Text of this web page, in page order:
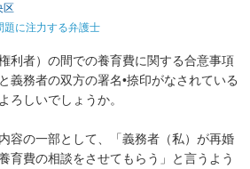
区
題に注力する弁護士
利者）の間での養育費に関する合意事項
義務者の双方の署名•捺印がなされている
ろしいでしょうか。
容の一部として、「義務者（私）が再婚
育費の相談をさせてもらう」と言うよう